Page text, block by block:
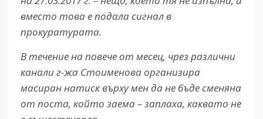
вместо това е подала сигнал в
прокуратурата.
В течение на повече от месец, чрез различни
канали г-жа Стоименова организира
масиран натиск върху мен да не бъде сменяна
от поста, който заема – заплаха, каквато не